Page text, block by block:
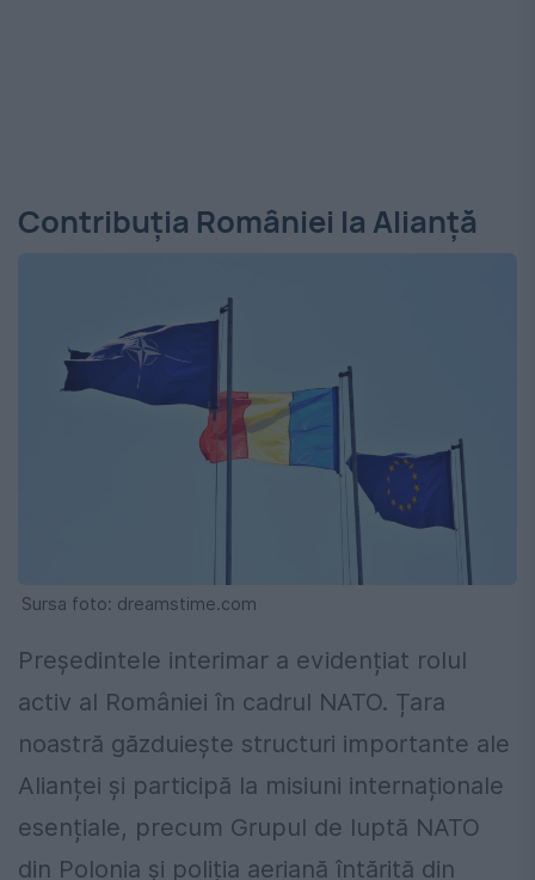
Contribuția României la Alianță
Sursa foto: dreamstime.com
Președintele interimar a evidențiat rolul
activ al României în cadrul NATO. Țara
noastră găzduiește structuri importante ale
Alianței și participă la misiuni internaționale
esențiale, precum Grupul de luptă NATO
din Polonia și poliția aeriană întărită din